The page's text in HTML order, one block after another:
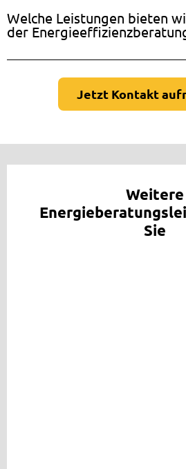
Welche Leistungen bieten
der
Jetzt Kontakt
Weitere
Sie